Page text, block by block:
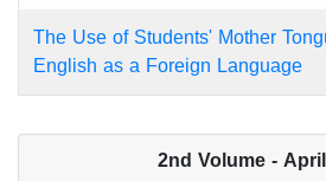
The Use of Students' Mother
English as a Foreign Language
2nd Volume -